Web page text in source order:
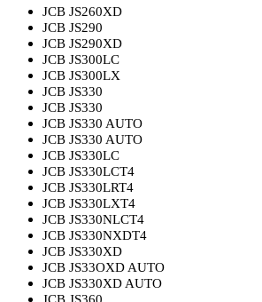
JCB JS260XD
JCB JS290
JCB JS290XD
JCB JS300LC
JCB JS300LX
JCB JS330
JCB JS330
JCB JS330 AUTO
JCB JS330 AUTO
JCB JS330LC
JCB JS330LCT4
JCB JS330LRT4
JCB JS330LXT4
JCB JS330NLCT4
JCB JS330NXDT4
JCB JS330XD
JCB JS33OXD AUTO
JCB JS330XD AUTO